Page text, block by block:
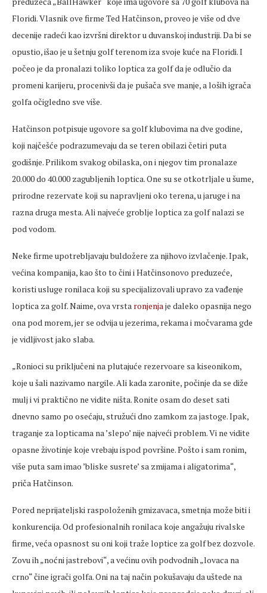
Floridi. Vlasnik ove firme Ted Hatčinson, proveo je više od dve
decenije radeći kao izvršni direktor u duvanskoj industriji. Da bi se
opustio, išao je u šetnju golf terenom iza svoje kuće na Floridi. I
počeo je da pronalazi toliko loptica za golf da je odlučio da
promeni karijeru, procenivši da je pušača sve manje, a loših igrača
golfa očigledno sve više.
Hatčinson potpisuje ugovore sa golf klubovima na dve godine,
koji najčešće podrazumevaju da se teren obilazi četiri puta
godišnje. Prilikom svakog obilaska, on i njegov tim pronalaze
20.000 do 40.000 zagubljenih loptica. One su se otkotrljale u šume,
prirodne rezervate koji su napravljeni oko terena, u jaruge i na
razna druga mesta. Ali najveće groblje loptica za golf nalazi se
pod vodom.
Neke firme upotrebljavaju buldožere za njihovo izvlačenje. Ipak,
većina kompanija, kao što to čini i Hatčinsonovo preduzeće,
koristi usluge ronilaca koji su specijalizovali upravo za vađenje
loptica za golf. Naime, ova vrsta ronjenja je daleko opasnija nego
ona pod morem, jer se odvija u jezerima, rekama i močvarama gde
je vidljivost jako slaba.
„Ronioci su priključeni na plutajuće rezervoare sa kiseonikom,
koje u šali nazivamo nargile. Ali kada zaronite, počinje da se diže
mulj i vi praktično ne vidite ništa. Ronite osam do deset sati
dnevno samo po osećaju, stružući dno zamkom za jastoge. Ipak,
traganje za lopticama na ’slepo’ nije najveći problem. Vi ne vidite
opasne životinje koje vrebaju ispod površine. Pošto i sam ronim,
više puta sam imao ’bliske susrete’ sa zmijama i aligatorima“,
priča Hatčinson.
Pored neprijateljski raspoloženih gmizavaca, smetnja može biti i
konkurencija. Od profesionalnih ronilaca koje angažuju rivalske
firme, veća opasnost su oni koji traže loptice za golf bez dozvole.
Zovu ih „noćni jastrebovi“, a većinu ovih podvodnih „lovaca na
crno“ čine igrači golfa. Oni na taj način pokušavaju da uštede na